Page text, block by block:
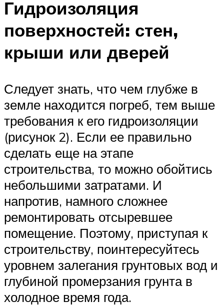
Гидроизоляция
поверхностей: стен,
крыши или дверей
Следует знать, что чем глубже в
земле находится погреб, тем выше
требования к его гидроизоляции
(рисунок 2). Если ее правильно
сделать еще на этапе
строительства, то можно обойтись
небольшими затратами. И
напротив, намного сложнее
ремонтировать отсыревшее
помещение. Поэтому, приступая к
строительству, поинтересуйтесь
уровнем залегания грунтовых вод и
глубиной промерзания грунта в
холодное время года.